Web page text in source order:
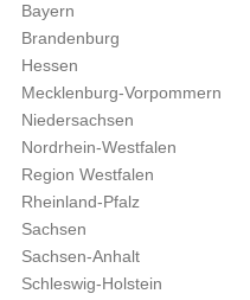
Bayern
Brandenburg
Hessen
Mecklenburg-Vorpommern
Niedersachsen
Nordrhein-Westfalen
Region Westfalen
Rheinland-Pfalz
Sachsen
Sachsen-Anhalt
Schleswig-Holstein